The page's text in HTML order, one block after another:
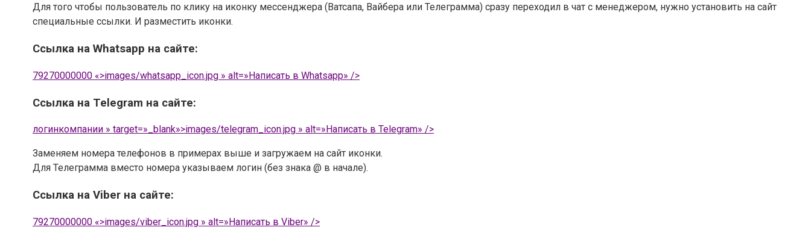
Для того чтобы пользователь по клику на иконку мессенджера (Ватсапа, Вайбера или Телеграмма) сразу переходил в чат с менеджером, нужно установить на сайт
специальные ссылки. И разместить иконки.
Ссылка на Whatsapp на сайте:
79270000000 «>images/whatsapp_icon.jpg » alt=»Написать в Whatsapp» />
Ссылка на Telegram на сайте:
логинкомпании » target=»_blank»>images/telegram_icon.jpg » alt=»Написать в Telegram» />
Заменяем номера телефонов в примерах выше и загружаем на сайт иконки.
Для Телеграмма вместо номера указываем логин (без знака @ в начале).
Ссылка на Viber на сайте:
79270000000 «>images/viber_icon.jpg » alt=»Написать в Viber» />